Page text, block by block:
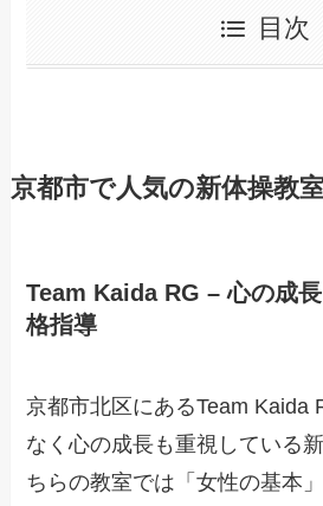
目次
京都市で人気の新体操教
Team Kaida RG – 心の成
格指導
京都市北区にあるTeam Kaida
なく心の成長も重視している
ちらの教室では「女性の基本